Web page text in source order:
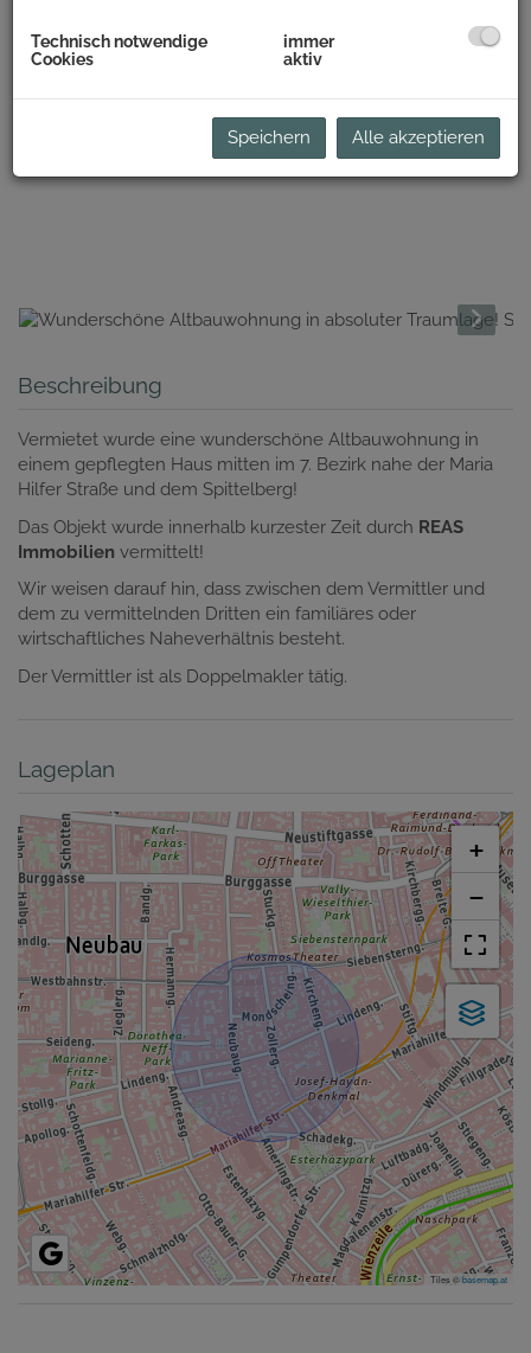
Beschreibung
Vermietet wurde eine wunderschöne Altbauwohnung in
einem gepflegten Haus mitten im 7. Bezirk nahe der Maria
Hilfer Straße und dem Spittelberg!
Das Objekt wurde innerhalb kurzester Zeit durch REAS
Immobilien vermittelt!
Wir weisen darauf hin, dass zwischen dem Vermittler und
dem zu vermittelnden Dritten ein familiäres oder
wirtschaftliches Naheverhältnis besteht.
Der Vermittler ist als Doppelmakler tätig.
Lageplan
+
−
Tiles ©basemap.at
Technisch notwendige
Cookies
immer
aktiv
Speichern Alle akzeptieren